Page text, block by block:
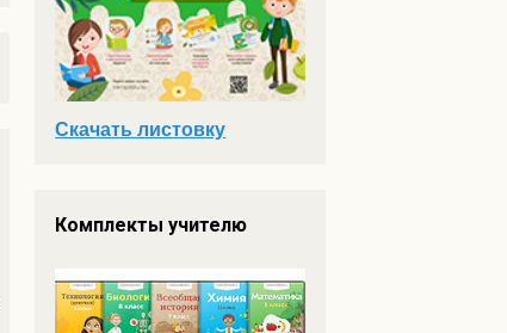
Скачать листовку
Комплекты учителю